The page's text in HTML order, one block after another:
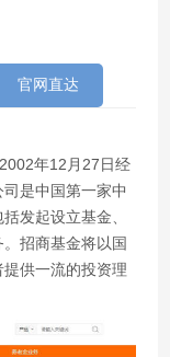
官网直达
年12月27日经
是中国第一家中
发起设立基金、
招商基金将以国
供一流的投资理